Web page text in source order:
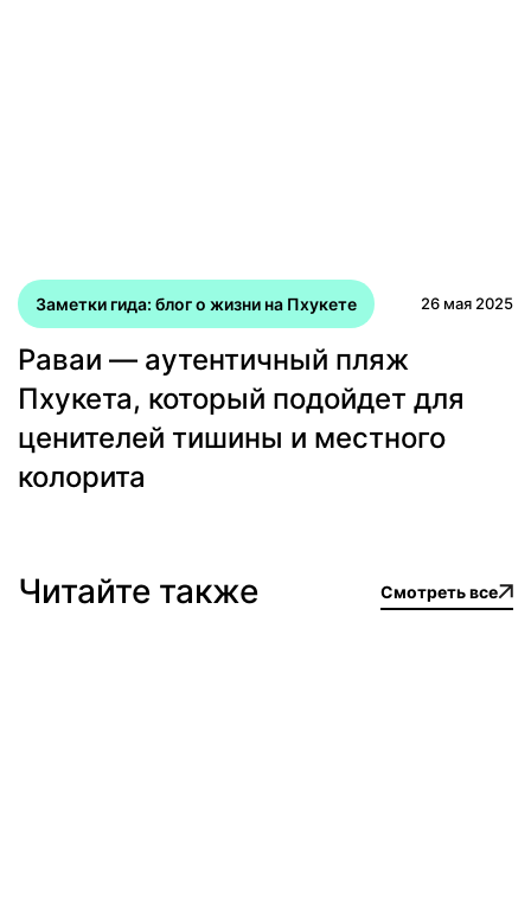
Заметки гида: блог о жизни на Пхукете 26 мая 2025
Раваи — аутентичный пляж
Пхукета, который подойдет для
ценителей тишины и местного
колорита
Читайте также Смотреть все